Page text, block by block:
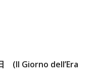
(Il Giorno dell’Era